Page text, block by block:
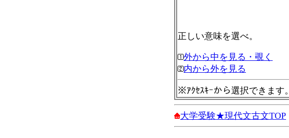
正しい意味を選べ。
外から中を見る・覗く
内から外を見る
※ｱｸｾｽｷｰから選択できます。
大学受験★現代文古文TOP